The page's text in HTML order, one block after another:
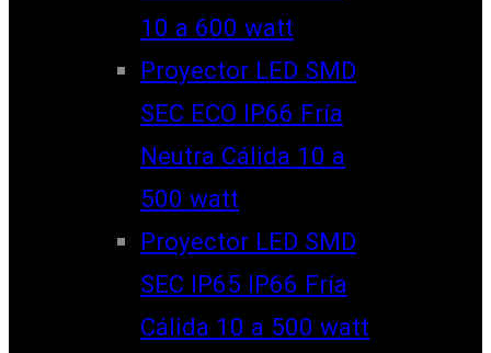
10 a 600 watt
Proyector LED SMD
SEC ECO IP66 Fría
Neutra Cálida 10 a
500 watt
Proyector LED SMD
SEC IP65 IP66 Fría
Cálida 10 a 500 watt